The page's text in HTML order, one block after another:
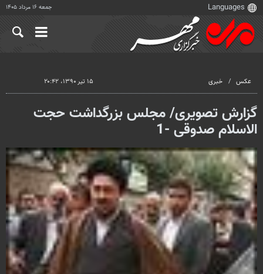
جمعه ۱۶ مرداد ۱۴۰۵
عکس خبری ۱۵ تیر ۱۳۹۰، ۲۰:۴۲
گزارش تصویری/ مجلس بزرگداشت حجت
الاسلام صدوقی -1